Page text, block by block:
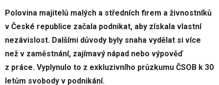
Polovina majitelů malých a středních firem a živnostníků
v České republice začala podnikat, aby získala vlastní
nezávislost. Dalšími důvody byly snaha vydělat si více
než v zaměstnání, zajímavý nápad nebo výpověď
z práce. Vyplynulo to z exkluzivního průzkumu ČSOB k 30
letům svobody v podnikání.